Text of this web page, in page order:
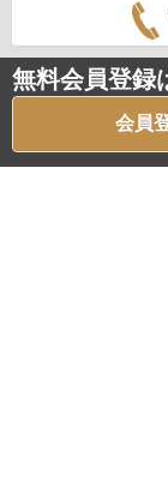
無料会員登録
会員